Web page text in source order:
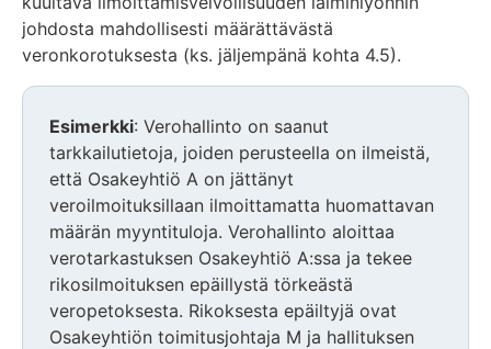
johdosta mahdollisesti määrättävästä
veronkorotuksesta (ks. jäljempänä kohta 4.5).
Esimerkki: Verohallinto on saanut
tarkkailutietoja, joiden perusteella on ilmeistä,
että Osakeyhtiö A on jättänyt
veroilmoituksillaan ilmoittamatta huomattavan
määrän myyntituloja. Verohallinto aloittaa
verotarkastuksen Osakeyhtiö A:ssa ja tekee
rikosilmoituksen epäillystä törkeästä
veropetoksesta. Rikoksesta epäiltyjä ovat
Osakeyhtiön toimitusjohtaja M ja hallituksen